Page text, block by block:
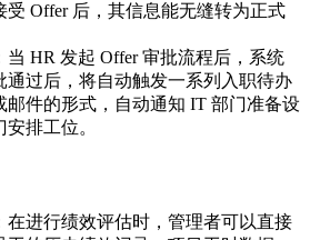
受 Offer 后，其信息能无缝转为正式
当 HR 发起 Offer 审批流程后，系统
通过后，将自动触发一系列入职待办
邮件的形式，自动通知 IT 部门准备设
排工位。
在进行绩效评估时，管理者可以直接